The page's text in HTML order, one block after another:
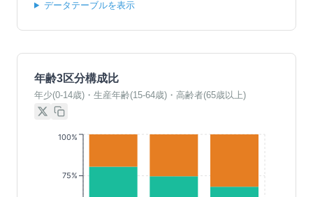
データテーブルを表示
年齢3区分構成比
年少(0-14歳)・生産年齢(15-64歳)・高齢者(65歳以上)
75%
100%